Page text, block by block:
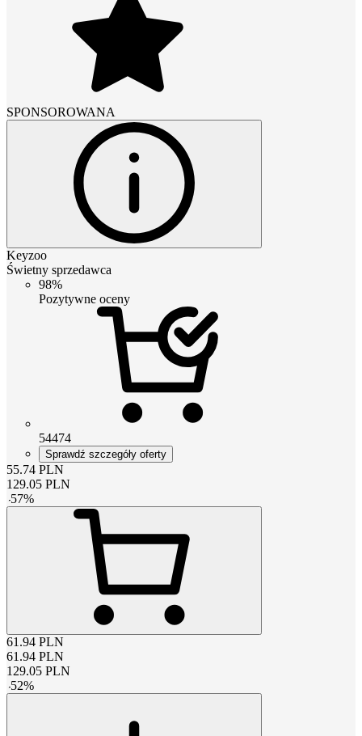
SPONSOROWANA
Keyzoo
Świetny sprzedawca
98%
Pozytywne oceny
54474
Sprawdź szczegóły oferty
55.74 PLN
129.05 PLN
-57%
61.94 PLN
61.94 PLN
129.05 PLN
-52%